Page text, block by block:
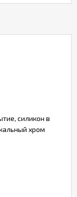
силикон в
хром